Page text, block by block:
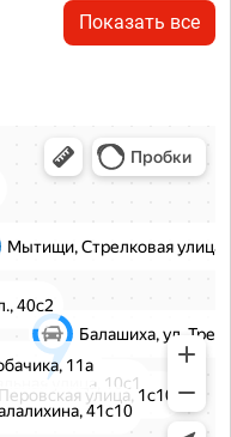
Показать все